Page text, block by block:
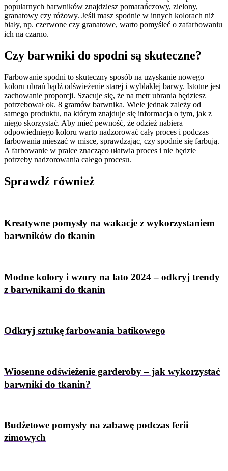
popularnych barwników znajdziesz pomarańczowy, zielony,
granatowy czy różowy. Jeśli masz spodnie w innych kolorach niż
biały, np. czerwone czy granatowe, warto pomyśleć o zafarbowaniu
ich na czarno.
Czy barwniki do spodni są skuteczne?
Farbowanie spodni to skuteczny sposób na uzyskanie nowego
koloru ubrań bądź odświeżenie starej i wyblakłej barwy. Istotne jest
zachowanie proporcji. Szacuje się, że na metr ubrania będziesz
potrzebował ok. 8 gramów barwnika. Wiele jednak zależy od
samego produktu, na którym znajduje się informacja o tym, jak z
niego skorzystać. Aby mieć pewność, że odzież nabiera
odpowiedniego koloru warto nadzorować cały proces i podczas
farbowania mieszać w misce, sprawdzając, czy spodnie się farbują.
A farbowanie w pralce znacząco ułatwia proces i nie będzie
potrzeby nadzorowania całego procesu.
Sprawdź również
Kreatywne pomysły na wakacje z wykorzystaniem
barwników do tkanin
Modne kolory i wzory na lato 2024 – odkryj trendy
z barwnikami do tkanin
Odkryj sztukę farbowania batikowego
Wiosenne odświeżenie garderoby – jak wykorzystać
barwniki do tkanin?
Budżetowe pomysły na zabawę podczas ferii
zimowych